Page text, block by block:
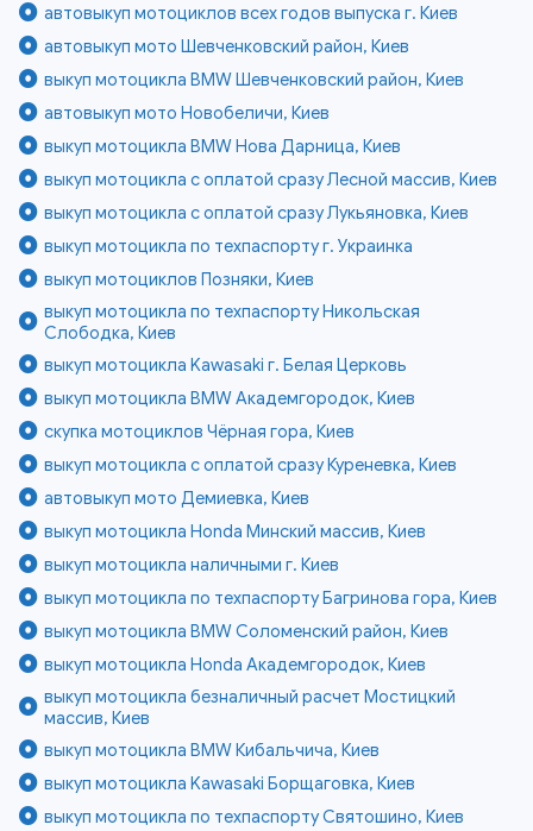
автовыкуп мотоциклов всех годов выпуска г. Киев
автовыкуп мото Шевченковский район, Киев
выкуп мотоцикла BMW Шевченковский район, Киев
автовыкуп мото Новобеличи, Киев
выкуп мотоцикла BMW Нова Дарница, Киев
выкуп мотоцикла с оплатой сразу Лесной массив, Киев
выкуп мотоцикла с оплатой сразу Лукьяновка, Киев
выкуп мотоцикла по техпаспорту г. Украинка
выкуп мотоциклов Позняки, Киев
выкуп мотоцикла по техпаспорту Никольская
Слободка, Киев
выкуп мотоцикла Kawasaki г. Белая Церковь
выкуп мотоцикла BMW Академгородок, Киев
скупка мотоциклов Чёрная гора, Киев
выкуп мотоцикла с оплатой сразу Куреневка, Киев
автовыкуп мото Демиевка, Киев
выкуп мотоцикла Honda Минский массив, Киев
выкуп мотоцикла наличными г. Киев
выкуп мотоцикла по техпаспорту Багринова гора, Киев
выкуп мотоцикла BMW Соломенский район, Киев
выкуп мотоцикла Honda Академгородок, Киев
выкуп мотоцикла безналичный расчет Мостицкий
массив, Киев
выкуп мотоцикла BMW Кибальчича, Киев
выкуп мотоцикла Kawasaki Борщаговка, Киев
выкуп мотоцикла по техпаспорту Святошино, Киев